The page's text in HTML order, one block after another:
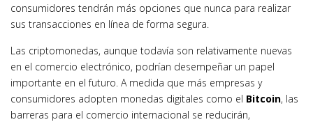
consumidores tendrán más opciones que nunca para realizar
sus transacciones en línea de forma segura.
Las criptomonedas, aunque todavía son relativamente nuevas
en el comercio electrónico, podrían desempeñar un papel
importante en el futuro. A medida que más empresas y
consumidores adopten monedas digitales como el Bitcoin, las
barreras para el comercio internacional se reducirán,